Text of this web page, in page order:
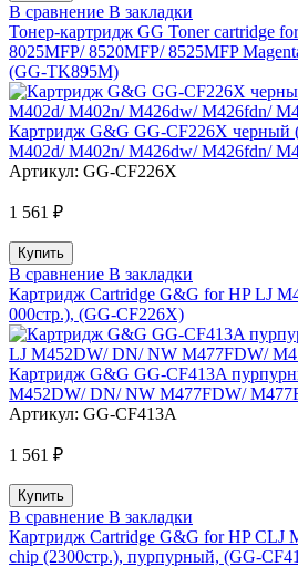
В сравнение В закладки
Тонер-картридж GG Toner cartridge
8025MFP/ 8520MFP/ 8525MFP
(GG-TK895M)
Картридж G&G GG-CF226X черный
M402d/ M402n/ M426dw/ M426fdn/
Артикул: GG-CF226X
1 561 ₽
В сравнение В закладки
Картридж Cartridge G&G for HP LJ
000стр.), (GG-CF226X)
Картридж G&G GG-CF413A
M452DW/ DN/ NW M477FDW/
Артикул: GG-CF413A
1 561 ₽
В сравнение В закладки
Картридж Cartridge G&G for HP CLJ
chip (2300стр.), пурпурный, (GG-